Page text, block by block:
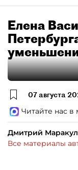
Елена
07 августа
Читайте нас
Дмитрий
Все материалы